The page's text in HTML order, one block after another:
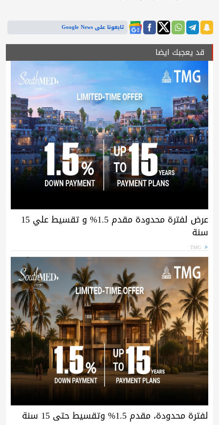
تابعونا على Google News
قد يعجبك ايضا
عرض لفترة محدودة مقدم 1.5% و تقسيط علي 15
سنة
TMG
لفترة محدودة، مقدم 1.5% وتقسيط حتى 15 سنة